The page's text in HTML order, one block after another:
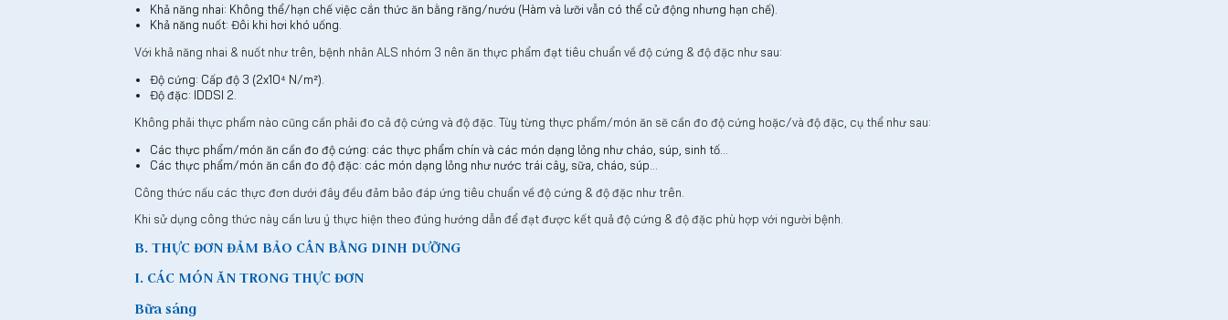
Khả năng nhai: Không thể/hạn chế việc cắn thức ăn bằng răng/nướu (Hàm và lưỡi vẫn có thể cử động nhưng hạn chế).
Khả năng nuốt: Đôi khi hơi khó uống.
Với khả năng nhai & nuốt như trên, bệnh nhân ALS nhóm 3 nên ăn thực phẩm đạt tiêu chuẩn về độ cứng & độ đặc như sau:
Độ cứng: Cấp độ 3 (2x10⁴ N/m²).
Độ đặc: IDDSI 2.
Không phải thực phẩm nào cũng cần phải đo cả độ cứng và độ đặc. Tùy từng thực phẩm/món ăn sẽ cần đo độ cứng hoặc/và độ đặc, cụ thể như sau:
Các thực phẩm/món ăn cần đo độ cứng: các thực phẩm chín và các món dạng lỏng như cháo, súp, sinh tố…
Các thực phẩm/món ăn cần đo độ đặc: các món dạng lỏng như nước trái cây, sữa, cháo, súp…
Công thức nấu các thực đơn dưới đây đều đảm bảo đáp ứng tiêu chuẩn về độ cứng & độ đặc như trên.
Khi sử dụng công thức này cần lưu ý thực hiện theo đúng hướng dẫn để đạt được kết quả độ cứng & độ đặc phù hợp với người bệnh.
B. THỰC ĐƠN ĐẢM BẢO CÂN BẰNG DINH DƯỠNG
I. CÁC MÓN ĂN TRONG THỰC ĐƠN
Bữa sáng